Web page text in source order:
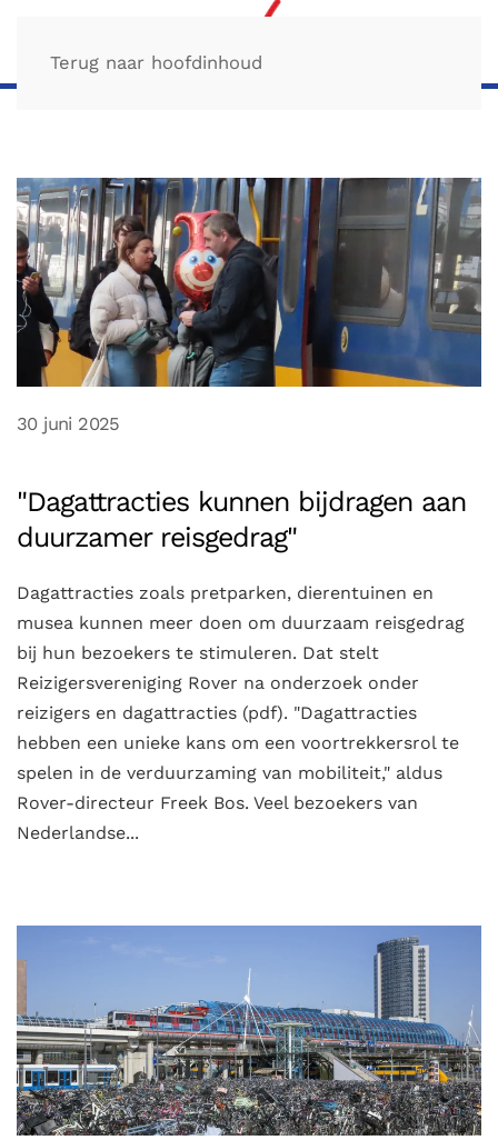
Terug naar hoofdinhoud
30 juni 2025
"Dagattracties kunnen bijdragen aan
duurzamer reisgedrag"
Dagattracties zoals pretparken, dierentuinen en
musea kunnen meer doen om duurzaam reisgedrag
bij hun bezoekers te stimuleren. Dat stelt
Reizigersvereniging Rover na onderzoek onder
reizigers en dagattracties (pdf). "Dagattracties
hebben een unieke kans om een voortrekkersrol te
spelen in de verduurzaming van mobiliteit," aldus
Rover-directeur Freek Bos. Veel bezoekers van
Nederlandse...